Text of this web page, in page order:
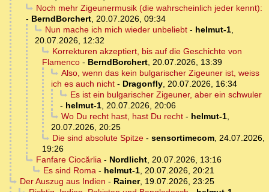
Noch mehr Zigeunermusik (die wahrscheinlich jeder kennt):
- BerndBorchert, 20.07.2026, 09:34
Nun mache ich mich wieder unbeliebt- helmut-1,
20.07.2026, 12:32
Korrekturen akzeptiert, bis auf die Geschichte von
Flamenco - BerndBorchert, 20.07.2026, 13:39
Also, wenn das kein bulgarischer Zigeuner ist, weiss
ich es auch nicht - Dragonfly, 20.07.2026, 16:34
Es ist ein bulgarischer Zigeuner, aber ein schwuler
- helmut-1, 20.07.2026, 20:06
Wo Du recht hast, hast Du recht- helmut-1,
20.07.2026, 20:25
Die sind absolute Spitze- sensortimecom, 24.07.2026,
19:26
Fanfare Ciocărlia- Nordlicht, 20.07.2026, 13:16
Es sind Roma- helmut-1, 20.07.2026, 20:21
Der Auszug aus Indien - Rainer, 19.07.2026, 23:25